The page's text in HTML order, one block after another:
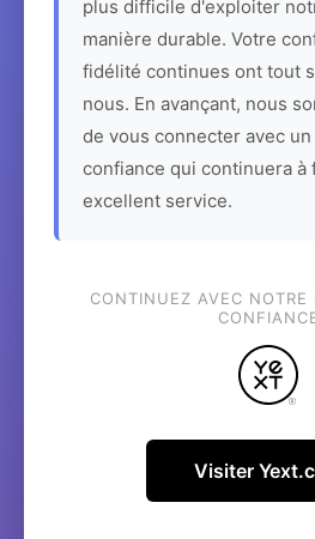
plus difficile d'exploiter
manière durable. Votre
fidélité continues ont tout
nous. En avançant, nous
de vous connecter avec
confiance qui continuera à
excellent service.
CONTINUEZ AVEC NOTRE
Visiter